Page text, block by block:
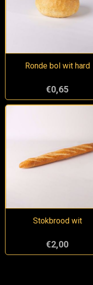
Ronde bol wit hard
€0,65
Stokbrood wit
€2,00